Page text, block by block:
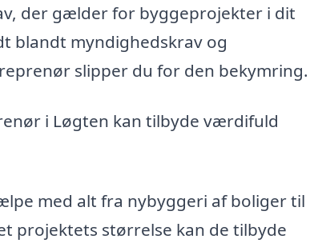
der gælder for byggeprojekter i dit
blandt myndighedskrav og
slipper du for den bekymring.
i Løgten kan tilbyde værdifuld
med alt fra nybyggeri af boliger til
projektets størrelse kan de tilbyde